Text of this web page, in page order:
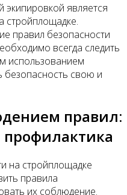
является
стройплощадке.
правил безопасности
всегда следить
использованием
безопасность свою и
правил:
профилактика
на стройплощадке
правила
их соблюдение.